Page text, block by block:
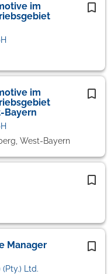
im
im
Bayern
West-Bayern
Manager
Ltd.